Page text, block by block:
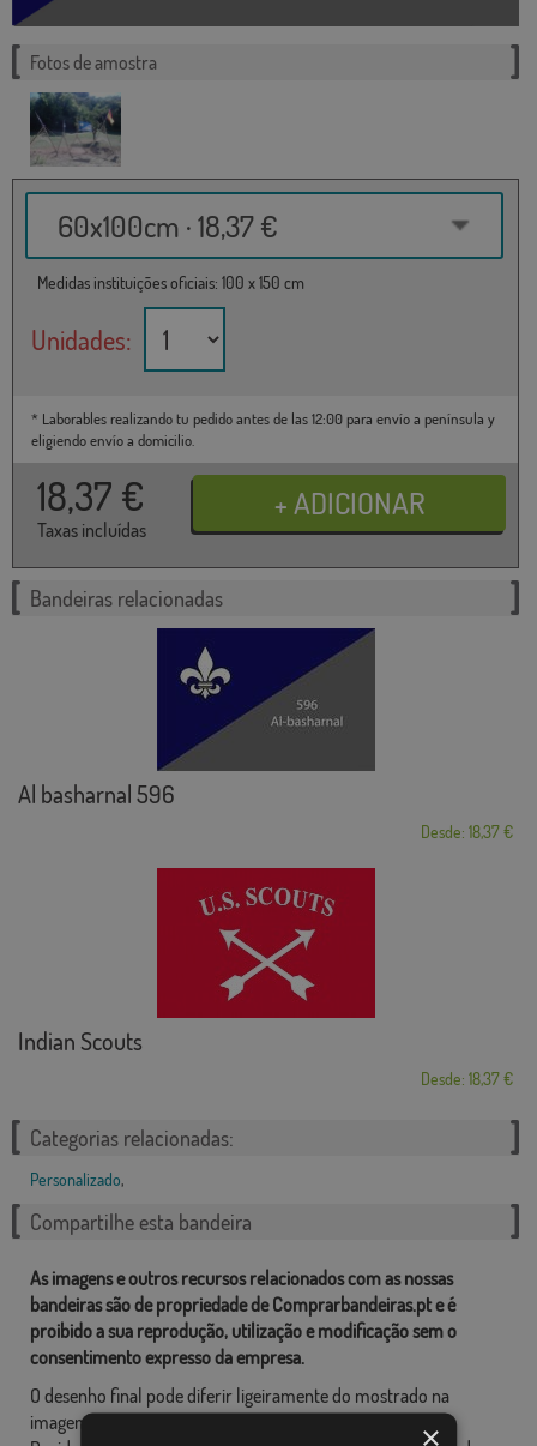
Fotos de amostra
60x100cm · 18,37 €
Medidas instituições oficiais: 100 x 150 cm
Unidades:
* Laborables realizando tu pedido antes de las 12:00 para envío a península y
eligiendo envío a domicilio.
18,37 €
Taxas incluídas
Bandeiras relacionadas
Al basharnal 596
Desde: 18,37 €
Indian Scouts
Desde: 18,37 €
Categorias relacionadas:
Personalizado,
Compartilhe esta bandeira
As imagens e outros recursos relacionados com as nossas
bandeiras são de propriedade de Comprarbandeiras.pt e é
proibido a sua reprodução, utilização e modificação sem o
consentimento expresso da empresa.
O desenho final pode diferir ligeiramente do mostrado na
imagem, as bandeiras são fornecidas sem mastro.
×